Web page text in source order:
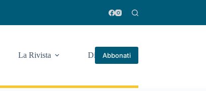
La Rivista Di piùAbbonati